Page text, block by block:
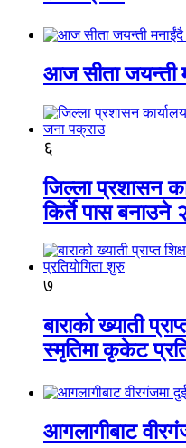
आज सीता जयन्ती
६
जिल्ला प्रशासन
किर्ते पास बनाउने
७
बाराको ख्याती
स्मृतिमा कृकेट
आगलागीबाट